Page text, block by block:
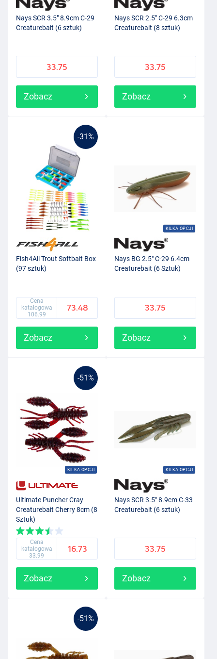
Nays SCR 3.5" 8.9cm C-29
Creaturebait (6 sztuk)
33.75
Zobacz
Nays SCR 2.5" C-29 6.3cm
Creaturebait (8 sztuk)
33.75
Zobacz
-31%
Fish4All Trout Softbait Box
(97 sztuk)
Cena
katalogowa
106.99
73.48
Zobacz
KILKA OPCJI
Nays BG 2.5" C-29 6.4cm
Creaturebait (6 Sztuk)
33.75
Zobacz
-51%
KILKA OPCJI
Ultimate Puncher Cray
Creaturebait Cherry 8cm (8
Sztuk)
Cena
katalogowa
33.99
16.73
Zobacz
KILKA OPCJI
Nays SCR 3.5" 8.9cm C-33
Creaturebait (6 sztuk)
33.75
Zobacz
-51%